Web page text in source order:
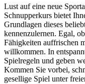
Lust auf eine neue
Schnupperkurs bietet
Grundlagen dieses
kennenzulernen. Egal,
Fähigkeiten auffrischen
willkommen. In
Spielregeln und geben
Kommen Sie vorbei,
gesellige Spiel unter